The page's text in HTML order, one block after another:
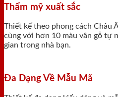
Thẩm mỹ xuất sắc
Thiết kế theo phong cách Châu
cùng với hơn 10 màu vân gỗ tự
gian trong nhà bạn.
Đa Dạng Về Mẫu Mã